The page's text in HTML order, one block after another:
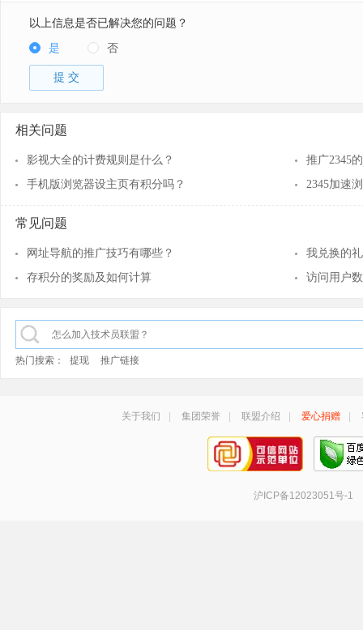
以上信息是否已解决您的问题？
是 否
提 交
相关问题
影视大全的计费规则是什么？
推广2345
手机版浏览器设主页有积分吗？
2345加速
常见问题
网址导航的推广技巧有哪些？
我兑换的
存积分的奖励及如何计算
访问用户
热门搜索： 提现 推广链接
关于我们 集团荣誉 联盟介绍 爱心捐赠
沪ICP备12023051号-1